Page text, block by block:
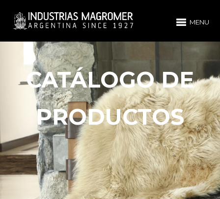
MENU
CATÁLOGO DE
PRODUCTOS